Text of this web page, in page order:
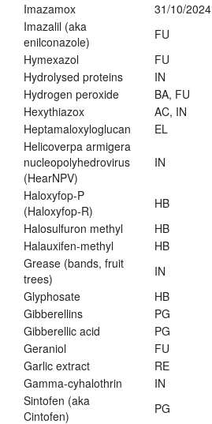
Imazamox
31/10/2024
Imazalil (aka
enilconazole)
FU
Hymexazol
FU
Hydrolysed proteins
IN
Hydrogen peroxide
BA, FU
Hexythiazox
AC, IN
Heptamaloxyloglucan
EL
Helicoverpa armigera
nucleopolyhedrovirus
(HearNPV)
IN
Haloxyfop-P
(Haloxyfop-R)
HB
Halosulfuron methyl
HB
Halauxifen-methyl
HB
Grease (bands, fruit
trees)
IN
Glyphosate
HB
Gibberellins
PG
Gibberellic acid
PG
Geraniol
FU
Garlic extract
RE
Gamma-cyhalothrin
IN
Sintofen (aka
Cintofen)
PG